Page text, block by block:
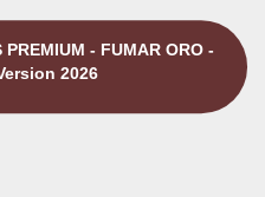
- FUMAR ORO -
2026